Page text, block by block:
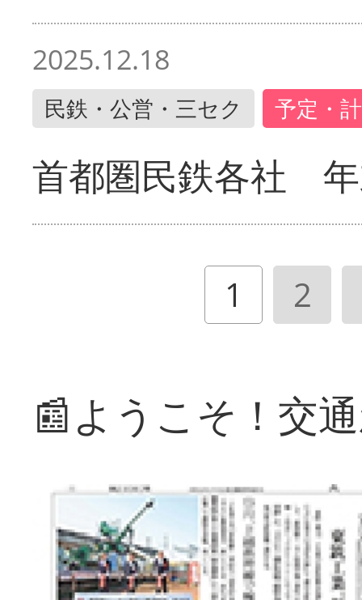
2025.12.18
民鉄・公営・三セク 予定・
首都圏民鉄各社
1 2
📰ようこそ！交